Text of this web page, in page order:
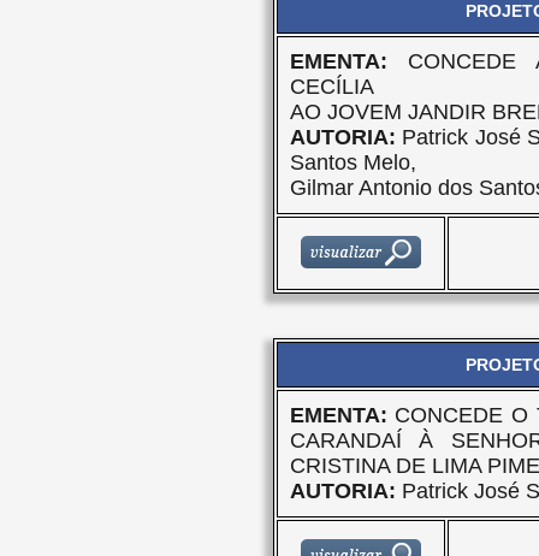
EMENTA:
CECÍLIA
AO JOVEM JANDIR
AUTORIA: Patrick José
Santos Melo,
Gilmar Antonio dos
EMENTA: CONCEDE O
CARANDAÍ À
CRISTINA DE LIMA
AUTORIA: Patrick José